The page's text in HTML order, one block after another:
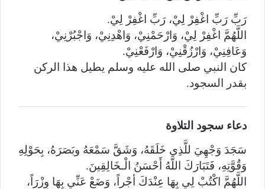
رَبِّ رَبِّ اغْفِرْ لِيْ، رَبِّ اغْفِرْ لِيْ.
اللَّهُمَّ اغْفِرْ لِيْ، وَارْحَمْنِيْ، وَاهْدِنِيْ، وَاجْبُرْنِيْ،
وَعَافِنِيْ، وَارْزُقْنِيْ، وَارْفَعْنِيْ.
كان النبي صلى الله عليه وسلم يطيل هذا الركن
بقدر السجود.
دعاء سجود التلاوة
سَجَدَ وَجْهِيَ للَّذِي خَلَقَهُ، وَشَقَّ سَمْعَهُ وبَصَرَهُ، بِحَوْلِهِ
وَقُوَّتِهِ، فَتَبَارَكَ اللَّهُ أَحْسَنُ الْـخَالِقِينَ.
اللَّهُمَّ اكْتُبْ لِي بِهَا عِنْدَكَ أجْراً، وَضَعْ عَنِّي بِهَا وِزْرَاً،